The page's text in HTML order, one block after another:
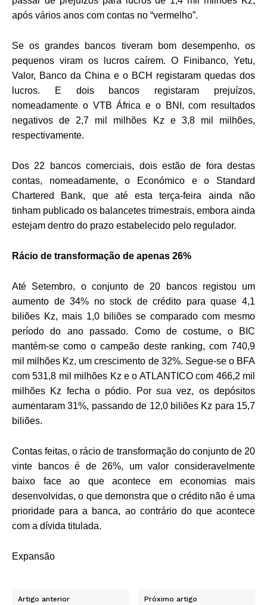
após vários anos com contas no “vermelho”.
Se os grandes bancos tiveram bom desempenho, os
pequenos viram os lucros caírem. O Finibanco, Yetu,
Valor, Banco da China e o BCH registaram quedas dos
lucros. E dois bancos registaram prejuízos,
nomeadamente o VTB África e o BNI, com resultados
negativos de 2,7 mil milhões Kz e 3,8 mil milhões,
respectivamente.
Dos 22 bancos comerciais, dois estão de fora destas
contas, nomeadamente, o Económico e o Standard
Chartered Bank, que até esta terça-feira ainda não
tinham publicado os balancetes trimestrais, embora ainda
estejam dentro do prazo estabelecido pelo regulador.
Rácio de transformação de apenas 26%
Até Setembro, o conjunto de 20 bancos registou um
aumento de 34% no stock de crédito para quase 4,1
biliões Kz, mais 1,0 biliões se comparado com mesmo
período do ano passado. Como de costume, o BIC
mantém-se como o campeão deste ranking, com 740,9
mil milhões Kz, um crescimento de 32%. Segue-se o BFA
com 531,8 mil milhões Kz e o ATLANTICO com 466,2 mil
milhões Kz fecha o pódio. Por sua vez, os depósitos
aumentaram 31%, passando de 12,0 biliões Kz para 15,7
biliões.
Contas feitas, o rácio de transformação do conjunto de 20
vinte bancos é de 26%, um valor consideravelmente
baixo face ao que acontece em economias mais
desenvolvidas, o que demonstra que o crédito não é uma
prioridade para a banca, ao contrário do que acontece
com a dívida titulada.
Expansão
Artigo anterior Próximo artigo